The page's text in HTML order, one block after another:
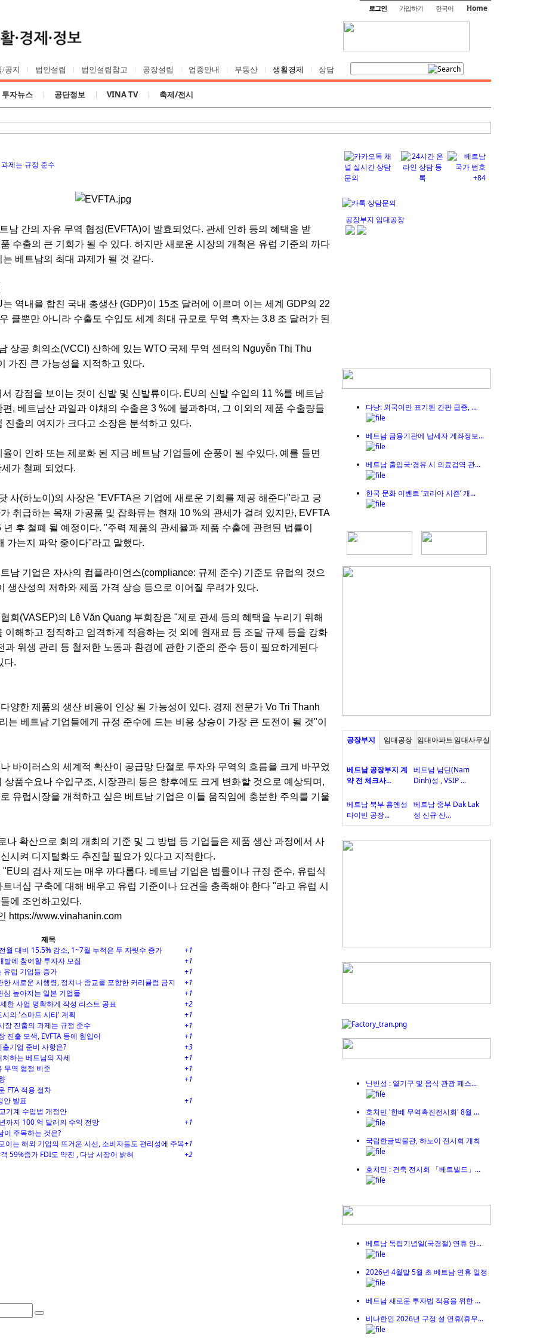
로그인 가입하기 한국어 Home
/공지 법인설립 법인설립참고 공장설립 업종안내 부동산 생활경제 상담
투자뉴스 공단정보 VINA TV 축제/전시
제는 규정 준수
남 간의 자유 무역 협정(EVFTA)이 발효되었다. 관세 인하 등의 혜택을 받
수출의 큰 기회가 될 수 있다. 하지만 새로운 시장의 개척은 유럽 기준의 까다
베트남의 최대 과제가 될 것 같다.
역내을 합친 국내 총생산 (GDP)이 15조 달러에 이르며 이는 세계 GDP의 22
클뿐만 아니라 수출도 수입도 세계 최대 규모로 무역 흑자는 3.8 조 달러가 된
상공 회의소(VCCI) 산하에 있는 WTO 국제 무역 센터의 Nguyễn Thị Thu
가진 큰 가능성을 지적하고 있다.
강점을 보이는 것이 신발 및 신발류이다. EU의 신발 수입의 11 %를 베트남
, 베트남산 과일과 야채의 수출은 3 %에 불과하며, 그 이외의 제품 수출량들
진출의 여지가 크다고 소장은 분석하고 있다.
이 인하 또는 제로화 된 지금 베트남 기업들에 순풍이 될 수있다. 예를 들면
가 철폐 되었다.
사(하노이)의 사장은 "EVFTA은 기업에 새로운 기회를 제공 해준다"라고 긍
취급하는 목재 가공품 및 잡화류는 현재 10 %의 관세가 걸려 있지만, EVFTA
후 철폐 될 예정이다. "주력 제품의 관세율과 제품 수출에 관련된 법률이
가는지 파악 중이다"라고 말했다.
남 기업은 자사의 컴플라이언스(compliance: 규제 준수) 기준도 유럽의 것으
생산성의 저하와 제품 가격 상승 등으로 이어질 우려가 있다.
회(VASEP)의 Lê Văn Quang 부회장은 "제로 관세 등의 혜택을 누리기 위해
이해하고 정직하고 엄격하게 적용하는 것 외에 원재료 등 조달 규제 등을 강화
과 위생 관리 등 철저한 노동과 환경에 관한 기준의 준수 등이 필요하게된다
다.
양한 제품의 생산 비용이 인상 될 가능성이 있다. 경제 전문가 Vo Tri Thanh
는 베트남 기업들에게 규정 준수에 드는 비용 상승이 가장 큰 도전이 될 것"이
바이러스의 세계적 확산이 공급망 단절로 투자와 무역의 흐름을 크게 바꾸었
상품수요나 수입구조, 시장관리 등은 향후에도 크게 변화할 것으로 예상되며,
유럽시장을 개척하고 싶은 베트남 기업은 이들 움직임에 충분한 주의를 기울
나 확산으로 회의 개최의 기준 및 그 방법 등 기업들은 제품 생산 과정에서 사
시켜 디지털화도 추진할 필요가 있다고 지적한다.
의 검사 제도는 매우 까다롭다. 베트남 기업은 법률이나 규정 준수, 유럽식
너십 구축에 대해 배우고 유럽 기준이나 요건을 충족해야 한다 "라고 유럽 시
에 조언하고있다.
https://www.vinahanin.com
제목
월 대비 15.5% 감소, 1~7월 누적은 두 자릿수 증가
+1
발에 참여할 투자자 모집
+1
유럽 기업들 증가
+1
새로운 시행령, 정치나 종교를 포함한 커리큘럼 금지
+1
높아지는 일본 기업들
+1
한 사업 명확하게 작성 리스트 공표
+2
의 '스마트 시티' 계획
+1
장 진출의 과제는 규정 준수
+1
진출 모색, EVFTA 등에 힘입어
+1
출기업 준비 사항은?
+3
하는 베트남의 자세
+1
무역 협정 비준
+1
+1
FTA 적용 절차
안 발표
+1
기계 수입법 개정안
까지 100 억 달러의 수익 전망
+1
이 주목하는 것은?
이는 해외 기업의 뜨거운 시선, 소비자들도 편리성에 주목+1
59%증가 FDI도 약진 , 다낭 시장이 밝혀
+2
공장부지 임대공장
베트남 공장부지 계약 전 체크사항 | 산업...
베트남 임대공장 계약 전 반드시 확인해야...
동나이 성, 연짝(NHON TRACH) 공단 내 임...
다낭: 외국어만 표기된 간판 급증, ...
베트남 금융기관에 납세자 계좌정보...
베트남 출입국·경유 시 의료검역 관...
한국 문화 이벤트 ‘코리아 시즌’ 개...
공장부지 임대공장 임대아파트 임대사무실
베트남 공장부지 계
약 전 체크사...
베트남 남딘(Nam
Dinh)성 , VSIP ...
베트남 북부 흥옌성
타이빈 공장...
베트남 중부 Dak Lak
성 신규 산...
닌빈성 : 열기구 및 음식 관광 페스...
호치민 '한베 무역촉진전시회' 8월 ...
국립한글박물관, 하노이 전시회 개최
호치민 : 건축 전시회 「베트빌드」...
베트남 독립기념일(국경절) 연휴 안...
2026년 4월말 5월 초 베트남 연휴 일정
베트남 새로운 투자법 적용을 위한 ...
비나한인 2026년 구정 설 연휴(휴무...